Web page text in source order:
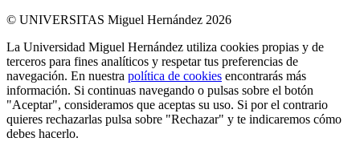
© UNIVERSITAS Miguel Hernández 2026
La Universidad Miguel Hernández utiliza cookies propias y de
terceros para fines analíticos y respetar tus preferencias de
navegación. En nuestra política de cookies encontrarás más
información. Si continuas navegando o pulsas sobre el botón
"Aceptar", consideramos que aceptas su uso. Si por el contrario
quieres rechazarlas pulsa sobre "Rechazar" y te indicaremos cómo
debes hacerlo.